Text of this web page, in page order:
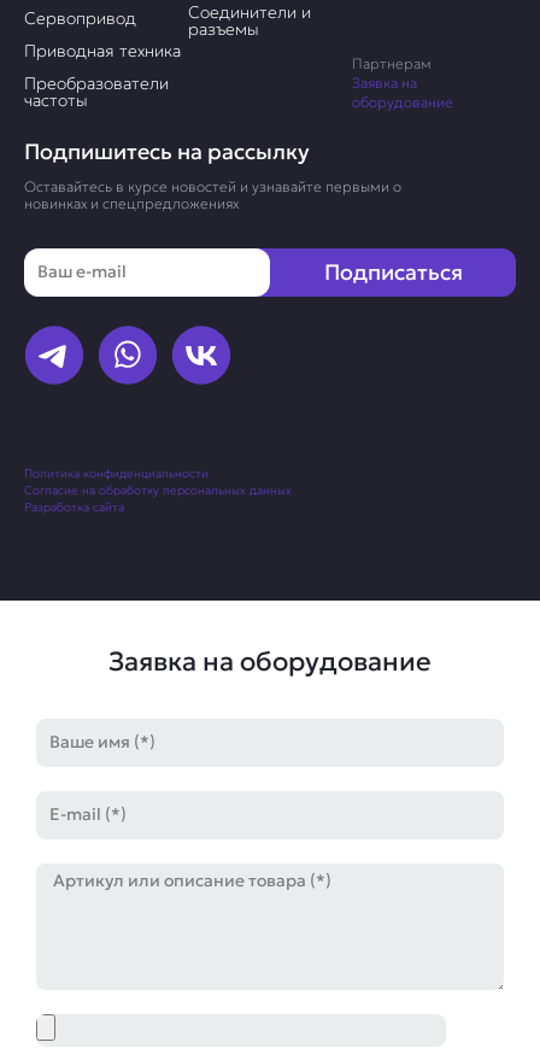
Подпишитесь на рассылку
Оставайтесь в курсе новостей и узнавайте первыми о
новинках и спецпредложениях
Email
Подписаться
Политика конфиденциальности
Согласие на обработку персональных данных
Разработка сайта
Сервопривод
Приводная техника
Преобразователи
частоты
Соединители и
разъемы
Партнерам
Заявка на
оборудование
Заявка на оборудование
mail
Артикул
Файл